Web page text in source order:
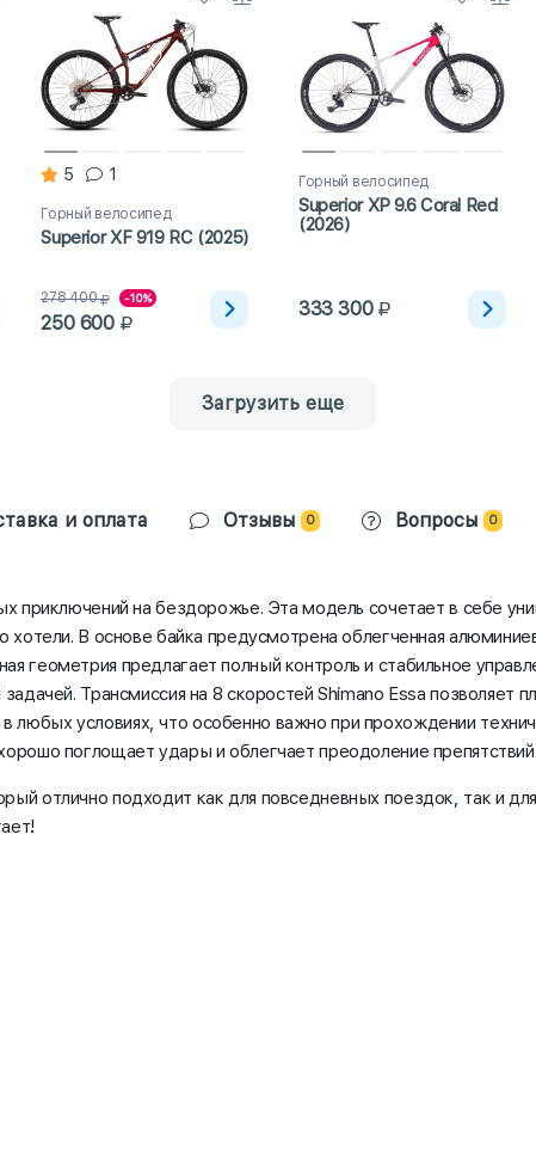
5 1
Горный велосипед
Superior XF 919 RC (2025)
278 400 -10%
250 600
Горный велосипед
Superior XP 9.6 Coral Red
(2026)
333 300
Загрузить еще
и оплата Отзывы 0 Вопросы 0
приключений на бездорожье. Эта модель сочетает в себе
В основе байка предусмотрена облегченная
геометрия предлагает полный контроль и стабильное
Трансмиссия на 8 скоростей Shimano Essa
условиях, что особенно важно при прохождении
поглощает удары и облегчает преодоление препятствий.
отлично подходит как для повседневных поездок, так и